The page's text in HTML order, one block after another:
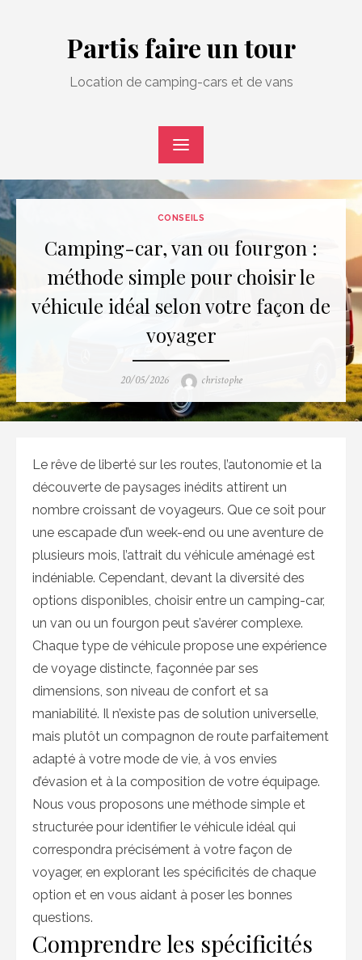
Partis faire un tour
Location de camping-cars et de vans
CONSEILS
Camping-car, van ou fourgon :
méthode simple pour choisir le
véhicule idéal selon votre façon de
voyager
Posted
20/05/2026 Author
christophe
Le rêve de liberté sur les routes, l’autonomie et la
découverte de paysages inédits attirent un
nombre croissant de voyageurs. Que ce soit pour
une escapade d’un week-end ou une aventure de
plusieurs mois, l’attrait du véhicule aménagé est
indéniable. Cependant, devant la diversité des
options disponibles, choisir entre un camping-car,
un van ou un fourgon peut s’avérer complexe.
Chaque type de véhicule propose une expérience
de voyage distincte, façonnée par ses
dimensions, son niveau de confort et sa
maniabilité. Il n’existe pas de solution universelle,
mais plutôt un compagnon de route parfaitement
adapté à votre mode de vie, à vos envies
d’évasion et à la composition de votre équipage.
Nous vous proposons une méthode simple et
structurée pour identifier le véhicule idéal qui
correspondra précisément à votre façon de
voyager, en explorant les spécificités de chaque
option et en vous aidant à poser les bonnes
questions.
Comprendre les spécificités